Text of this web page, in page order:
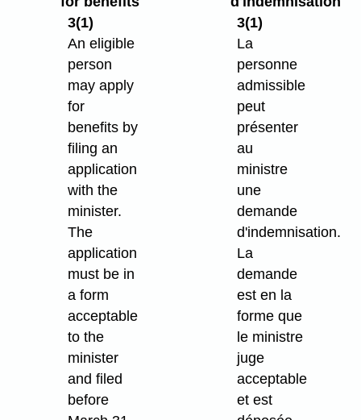
3(1)
An eligible
person
may apply
for
benefits by
filing an
application
with the
minister.
The
application
must be in
a form
acceptable
to the
minister
and filed
before
3(1)
La
personne
admissible
peut
présenter
au
ministre
une
demande
d'indemnisation.
La
demande
est en la
forme que
le ministre
juge
acceptable
et est